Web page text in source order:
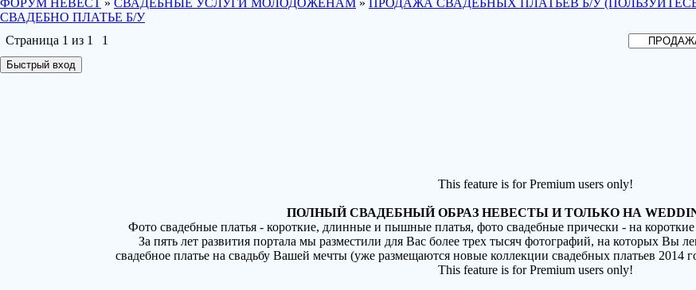
СВАДЕБНО ПЛАТЬЕ Б/У
Страница 1 из 1
1
This feature is for Premium users only!
ПОЛНЫЙ СВАДЕБНЫЙ ОБРАЗ НЕВЕСТЫ И ТОЛЬКО НА
Фото свадебные платья - короткие, длинные и пышные платья, фото свадебные прически - на
За пять лет развития портала мы разместили для Вас более трех тысяч фотографий, на которых Вы
свадебное платье на свадьбу Вашей мечты (уже размещаются новые коллекции свадебных платьев 2014
This feature is for Premium users only!